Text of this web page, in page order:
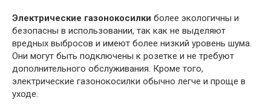
Электрические газонокосилки более экологичны и
безопасны в использовании, так как не выделяют
вредных выбросов и имеют более низкий уровень шума.
Они могут быть подключены к розетке и не требуют
дополнительного обслуживания. Кроме того,
электрические газонокосилки обычно легче и проще в
уходе.